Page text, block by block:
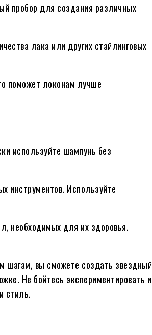
пробор для создания различных
лака или других стайлинговых
поможет локонам лучше
используйте шампунь без
инструментов. Используйте
необходимых для их здоровья.
шагам, вы сможете создать звездный
Не бойтесь экспериментировать и
стиль.